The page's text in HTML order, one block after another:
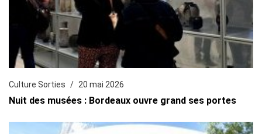
Culture Sorties 20 mai 2026
Nuit des musées : Bordeaux ouvre grand ses portes